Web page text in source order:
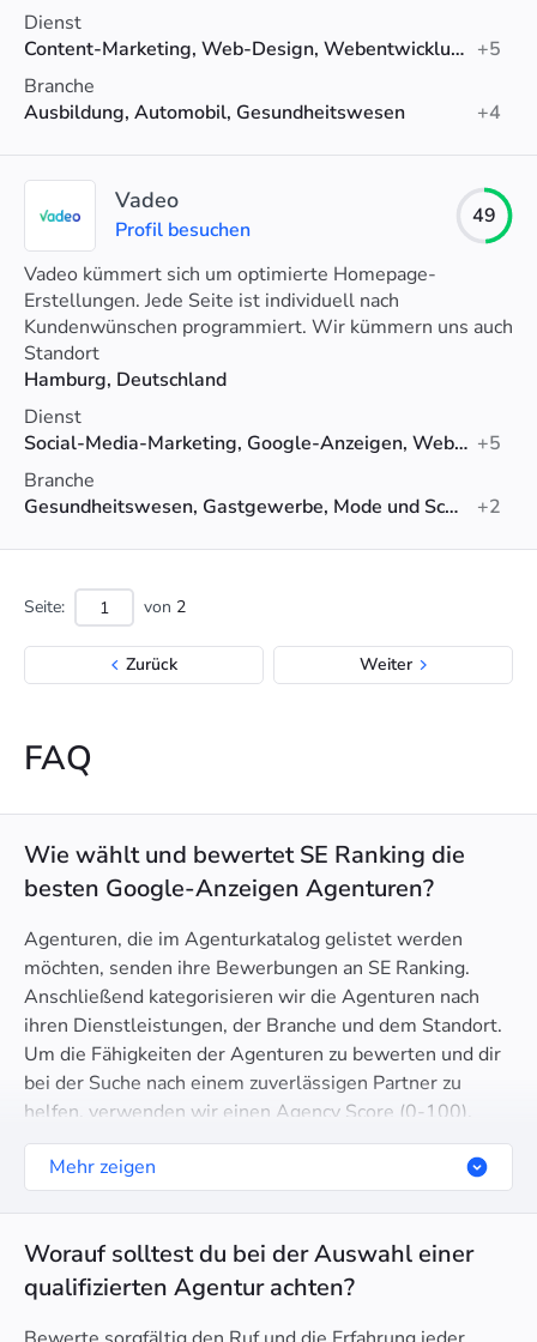
Dienst
Content-Marketing, Web-Design, Webentwicklung +5
Branche
Ausbildung, Automobil, Gesundheitswesen
+4
Vadeo
Profil besuchen
49
Vadeo kümmert sich um optimierte Homepage-
Erstellungen. Jede Seite ist individuell nach
Kundenwünschen programmiert. Wir kümmern uns auch
um Wartung und Pflege! So kann sich der Kunde um
sein Kerngeschäft kümmern.
Standort
Hamburg, Deutschland
Dienst
Social-Media-Marketing, Google-Anzeigen, Web-Design +5
Branche
Gesundheitswesen, Gastgewerbe, Mode und Schönheit
+2
Zurück Weiter
Seite: von 2
FAQ
Wie wählt und bewertet SE Ranking die
besten Google-Anzeigen Agenturen?
Agenturen, die im Agenturkatalog gelistet werden
möchten, senden ihre Bewerbungen an SE Ranking.
Anschließend kategorisieren wir die Agenturen nach
ihren Dienstleistungen, der Branche und dem Standort.
Um die Fähigkeiten der Agenturen zu bewerten und dir
bei der Suche nach einem zuverlässigen Partner zu
helfen, verwenden wir einen Agency Score (0-100).
Dieser Score analysiert den Website-Traffic, das
Vertrauen in die Domain, die SEO Gesundheit, die
Google-Partner-Zertifizierung und mehr.
Mehr zeigen
Worauf solltest du bei der Auswahl einer
qualifizierten Agentur achten?